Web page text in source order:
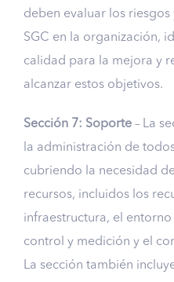
deben evaluar los
SGC en la organización,
calidad para la mejora y
alcanzar estos objetivos.
Sección 7: Soporte – La
la administración de
cubriendo la necesidad
recursos, incluidos los
infraestructura, el
control y medición y el
La sección también